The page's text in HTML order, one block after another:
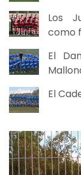
Los
como
El
El